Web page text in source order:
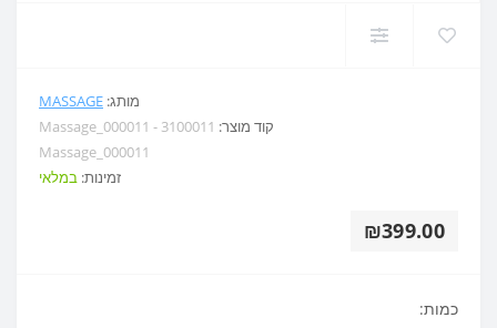
מותג: MASSAGE
קוד מוצר: Massage_000011 - 3100011
Massage_000011
זמינות: במלאי
₪399.00
כמות: